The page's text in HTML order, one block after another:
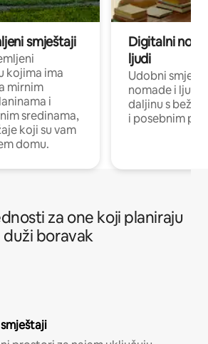
smještaji
kojima ima
mirnim
i
sredinama,
koji su vam
domu.
Digitalni
ljudi
Udobni
nomade i ljude
daljinu s
i posebnim
za one koji planiraju
duži boravak